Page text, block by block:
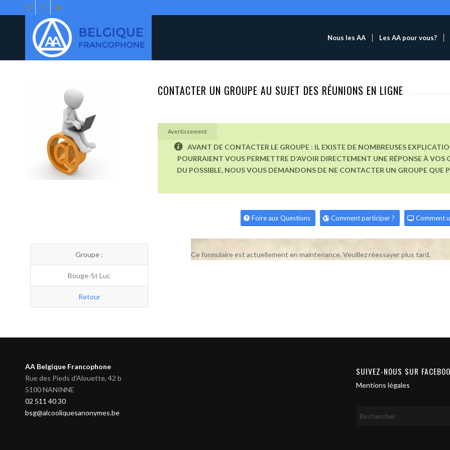
Nous les AA Les AA pour vous?
CONTACTER UN GROUPE AU SUJET DES RÉUNIONS EN LIGNE
Avertissement
AVANT DE CONTACTER LE GROUPE : IL EXISTE DE NOMBREUSES
POURRAIENT VOUS PERMETTRE D’AVOIR DIRECTEMENT UNE RÉPONSE À VOS
DU POSSIBLE, NOUS VOUS DEMANDONS DE NE CONTACTER UN GROUPE QUE
Foire aux Questions Comment participer ? Comment
Groupe :
Bouge-St Luc
Retour
Ce formulaire est actuellement en maintenance. Veuillez réessayer plus tard.
AA Belgique Francophone
Rue des Pieds d'Alouette, 42 b
5100 NANINNE
02 511 40 30
bsg@alcooliquesanonymes.be
SUIVEZ-NOUS SUR
Mentions légales